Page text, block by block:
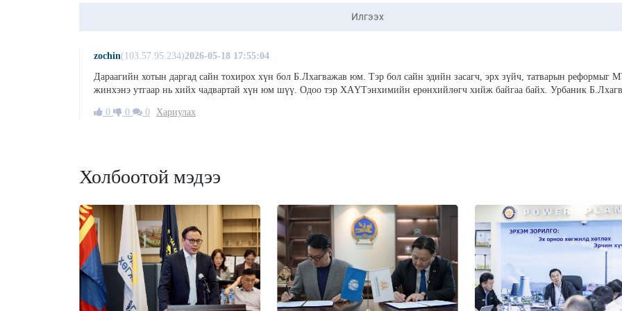
Илгээх
zochin(103.57.95.234)2026-05-18 17:55:04
Дараагийн хотын даргад сайн тохирох хүн бол Б.Лхагважав юм. Тэр бол сайн эдийн засагч, эрх зүйч, татварын реформыг
жинхэнэ утгаар нь хийх чадвартай хүн юм шүү. Одоо тэр ХАҮТэнхимийн ерөнхийлөгч хийж байгаа байх. Урбаник
0 0 0 Хариулах
Холбоотой мэдээ